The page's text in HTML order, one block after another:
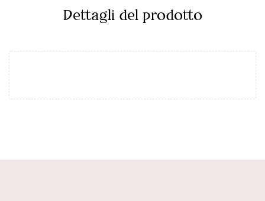
Dettagli del prodotto